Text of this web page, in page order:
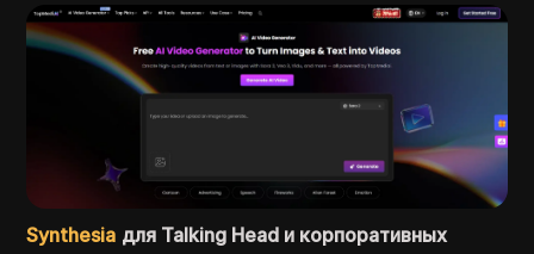
Synthesia для Talking Head и корпоративных